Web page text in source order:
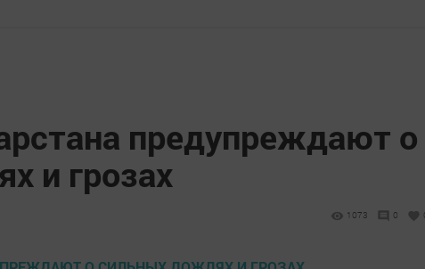
предупреждают о
и грозах
1073 0